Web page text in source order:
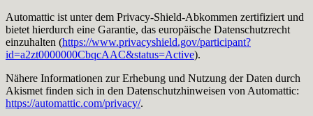
Automattic ist unter dem Privacy-Shield-Abkommen zertifiziert und
bietet hierdurch eine Garantie, das europäische Datenschutzrecht
einzuhalten (https://www.privacyshield.gov/participant?
id=a2zt0000000CbqcAAC&status=Active).
Nähere Informationen zur Erhebung und Nutzung der Daten durch
Akismet finden sich in den Datenschutzhinweisen von Automattic:
https://automattic.com/privacy/.